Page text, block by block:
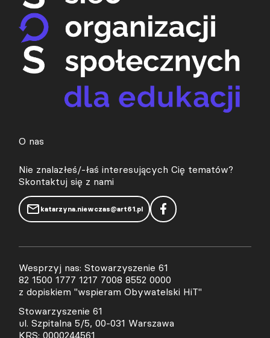
O nas
Nie znalazłeś/-łaś interesujących Cię tematów?
Skontaktuj się z nami
katarzyna.niewczas@art61.pl
Wesprzyj nas: Stowarzyszenie 61
82 1500 1777 1217 7008 8552 0000
z dopiskiem "wspieram Obywatelski HiT"
Stowarzyszenie 61
ul. Szpitalna 5/5, 00-031 Warszawa
KRS: 0000244561